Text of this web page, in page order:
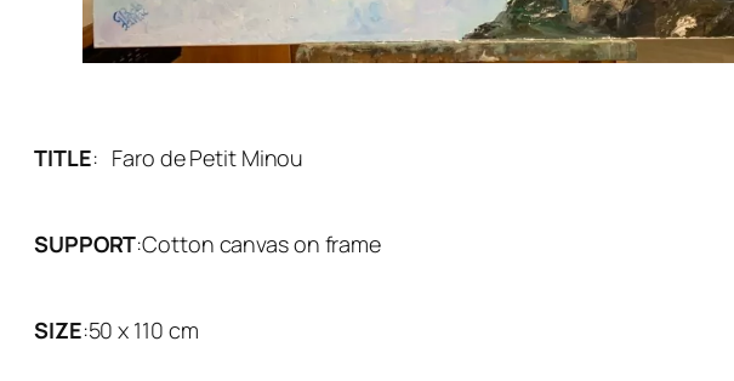
TITLE: Faro de Petit Minou
SUPPORT:Cotton canvas on frame
SIZE:50 x 110 cm